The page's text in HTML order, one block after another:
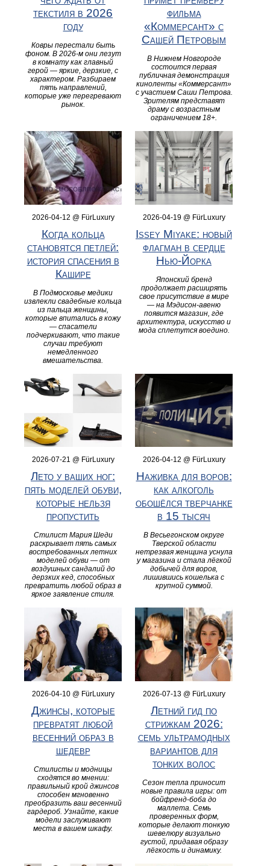
текстиля в 2026
году
Ковры перестали быть
фоном. В 2026-м они лезут
в комнату как главный
герой — яркие, дерзкие, с
характером. Разбираем
пять направлений,
которые уже перегревают
рынок.
фильма
«Коммерсант» с
Сашей Петровым
В Нижнем Новгороде
состоится первая
публичная демонстрация
киноленты «Коммерсант»
с участием Саши Петрова.
Зрителям представят
драму с возрастным
ограничением 18+.
2026-04-12 @ FürLuxury
Когда кольца
становятся петлей:
история спасения в
Кашире
В Подмосковье медики
извлекли свадебные кольца
из пальца женщины,
которые впитались в кожу
— спасатели
подчеркивают, что такие
случаи требуют
немедленного
вмешательства.
2026-04-19 @ FürLuxury
Issey Miyake: новый
флагман в сердце
Нью-Йорка
Японский бренд
продолжает расширять
свое присутствие в мире
— на Мэдисон-авеню
появится магазин, где
архитектура, искусство и
мода сплетутся воедино.
2026-07-21 @ FürLuxury
Лето у ваших ног:
пять моделей обуви,
которые нельзя
пропустить
Стилист Мария Шеди
раскрывает пять самых
востребованных летних
моделей обуви — от
воздушных сандалий до
дерзких кед, способных
превратить любой образ в
яркое заявление стиля.
2026-04-12 @ FürLuxury
Наживка для воров:
как алкоголь
обошёлся тверчанке
в 15 тысяч
В Весьегонском округе
Тверской области
нетрезвая женщина уснула
у магазина и стала лёгкой
добычей для воров,
лишившись кошелька с
крупной суммой.
2026-04-10 @ FürLuxury
Джинсы, которые
превратят любой
весенний образ в
шедевр
Стилисты и модницы
сходятся во мнении:
правильный крой джинсов
способен мгновенно
преобразить ваш весенний
гардероб. Узнайте, какие
модели заслуживают
места в вашем шкафу.
2026-07-13 @ FürLuxury
Летний гид по
стрижкам 2026:
семь ультрамодных
вариантов для
тонких волос
Сезон тепла приносит
новые правила игры: от
бойфренд-боба до
маллета. Семь
проверенных форм,
которые делают тонкую
шевелюру визуально
густой, придавая образу
лёгкость и динамику.